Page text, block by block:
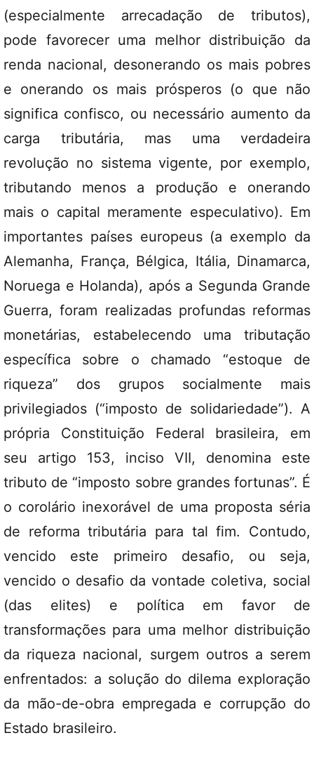
(especialmente arrecadação de tributos),
pode favorecer uma melhor distribuição da
renda nacional, desonerando os mais pobres
e onerando os mais prósperos (o que não
significa confisco, ou necessário aumento da
carga tributária, mas uma verdadeira
revolução no sistema vigente, por exemplo,
tributando menos a produção e onerando
mais o capital meramente especulativo). Em
importantes países europeus (a exemplo da
Alemanha, França, Bélgica, Itália, Dinamarca,
Noruega e Holanda), após a Segunda Grande
Guerra, foram realizadas profundas reformas
monetárias, estabelecendo uma tributação
específica sobre o chamado “estoque de
riqueza” dos grupos socialmente mais
privilegiados (“imposto de solidariedade”). A
própria Constituição Federal brasileira, em
seu artigo 153, inciso VII, denomina este
tributo de “imposto sobre grandes fortunas”. É
o corolário inexorável de uma proposta séria
de reforma tributária para tal fim. Contudo,
vencido este primeiro desafio, ou seja,
vencido o desafio da vontade coletiva, social
(das elites) e política em favor de
transformações para uma melhor distribuição
da riqueza nacional, surgem outros a serem
enfrentados: a solução do dilema exploração
da mão-de-obra empregada e corrupção do
Estado brasileiro.